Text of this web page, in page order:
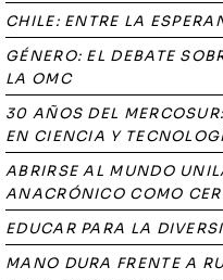
CHILE: ENTRE LA
GÉNERO: EL DEBATE
LA OMC
30 AÑOS DEL
EN CIENCIA Y
ABRIRSE AL MUNDO
ANACRÓNICO COMO
EDUCAR PARA LA
MANO DURA FRENTE A